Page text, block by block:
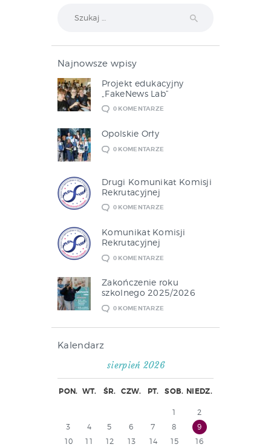
Najnowsze wpisy
Projekt edukacyjny
„FakeNews Lab”
0 KOMENTARZE
Opolskie Orły
0 KOMENTARZE
Drugi Komunikat Komisji
Rekrutacyjnej
0 KOMENTARZE
Komunikat Komisji
Rekrutacyjnej
0 KOMENTARZE
Zakończenie roku
szkolnego 2025/2026
0 KOMENTARZE
Kalendarz
sierpień 2026
PON. WT. ŚR. CZW. PT. SOB. NIEDZ.
1
2
3
4 5 6 7 8
9
10
11 12 13 14 15
16